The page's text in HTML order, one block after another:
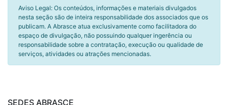
Aviso Legal: Os conteúdos, informações e materiais divulgados
nesta seção são de inteira responsabilidade dos associados que os
publicam. A Abrasce atua exclusivamente como facilitadora do
espaço de divulgação, não possuindo qualquer ingerência ou
responsabilidade sobre a contratação, execução ou qualidade de
serviços, atividades ou atrações mencionadas.
SEDES ABRASCE